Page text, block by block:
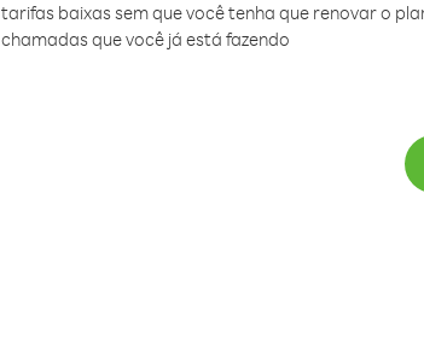
tarifas baixas sem que você tenha que renovar o
chamadas que você já está fazendo